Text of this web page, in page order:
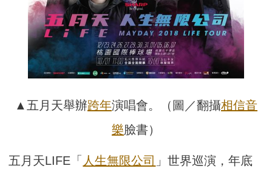
▲五月天舉辦跨年演唱會。（圖／翻攝相信音
樂臉書）
五月天LIFE「 人生無限公司 」世界巡演，年底